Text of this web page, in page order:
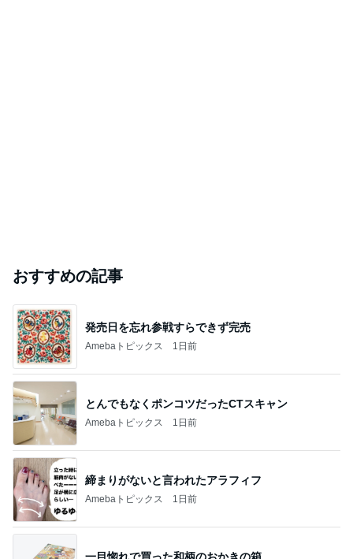
おすすめの記事
発売日を忘れ参戦すらできず完売
Amebaトピックス 1日前
とんでもなくポンコツだったCTスキャン
Amebaトピックス 1日前
締まりがないと言われたアラフィフ
Amebaトピックス 1日前
一目惚れで買った和柄のおかきの箱